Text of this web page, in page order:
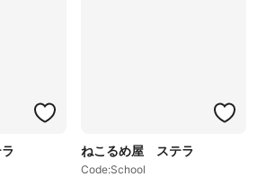
ねこるめ屋 ステラ
Code:School